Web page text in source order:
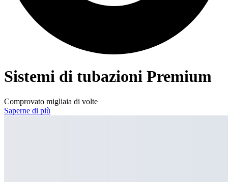
Sistemi di tubazioni Premium
Comprovato migliaia di volte
Saperne di più